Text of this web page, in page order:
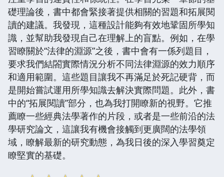
礎理論後，書中都會緊接著提供相關的習題和拓展閱
讀的建議。我發現，這種設計能夠有效地鞏固所學知
識，並幫助我發現自己在理解上的盲點。例如，在學
習瞭關於“法律的淵源”之後，書中會有一係列題目，
要求我們結閤實際情況分析不同法律淵源的效力順序
和適用範圍。這些題目讓我不再滿足於死記硬背，而
是開始嘗試運用所學知識去解決實際問題。此外，書
中的“拓展閱讀”部分，也為我打開瞭新的視野。它推
薦瞭一些經典法學著作的片段，或者是一些前沿的法
學研究論文，這讓我有機會接觸到更廣闊的法學領
域，瞭解最新的研究動態，為我日後的深入學習奠定
瞭堅實的基礎。